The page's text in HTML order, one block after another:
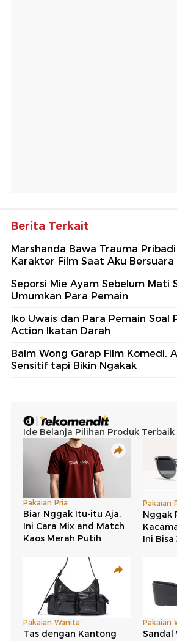
Berita Terkait
Marshanda Bawa Trauma
Karakter Film Saat Aku Bersuara
Seporsi Mie Ayam Sebelum Mati
Umumkan Para Pemain
Iko Uwais dan Para Pemain Soal
Action Ikatan Darah
Baim Wong Garap Film Komedi,
Sensitif tapi Bikin Ngakak